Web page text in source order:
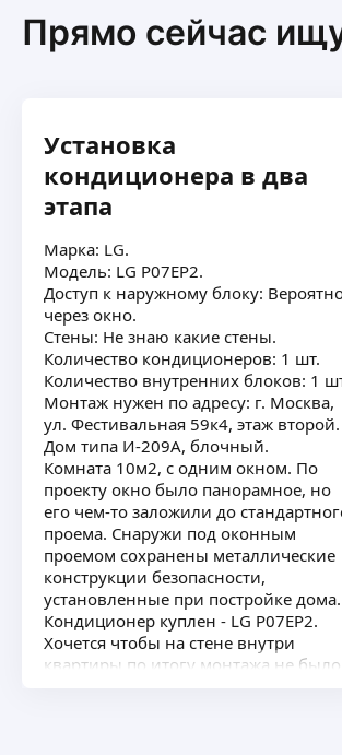
Прямо сейчас
Установка
кондиционера в два
этапа
Марка: LG.
Модель: LG P07EP2.
Доступ к наружному блоку:
через окно.
Стены: Не знаю какие стены.
Количество кондиционеров: 1 шт.
Количество внутренних блоков: 1
Монтаж нужен по адресу: г. Москва,
ул. Фестивальная 59к4, этаж второй.
Дом типа И-209А, блочный.
Комната 10м2, с одним окном. По
проекту окно было панорамное, но
его чем-то заложили до
проема. Снаружи под оконным
проемом сохранены металлические
конструкции безопасности,
установленные при постройке дома.
Кондиционер куплен - LG P07EP2.
Хочется чтобы на стене внутри
квартиры по итогу монтажа не было